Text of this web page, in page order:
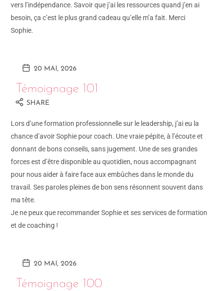
vers l’indépendance. Savoir que j’ai les ressources quand j’en ai
besoin, ça c’est le plus grand cadeau qu’elle m’a fait. Merci
Sophie.
20 MAI, 2026
Témoignage 101
SHARE
Lors d’une formation professionnelle sur le leadership, j’ai eu la
chance d’avoir Sophie pour coach. Une vraie pépite, à l’écoute et
donnant de bons conseils, sans jugement. Une de ses grandes
forces est d’être disponible au quotidien, nous accompagnant
pour nous aider à faire face aux embûches dans le monde du
travail. Ses paroles pleines de bon sens résonnent souvent dans
ma tête.
Je ne peux que recommander Sophie et ses services de formation
et de coaching !
20 MAI, 2026
Témoignage 100